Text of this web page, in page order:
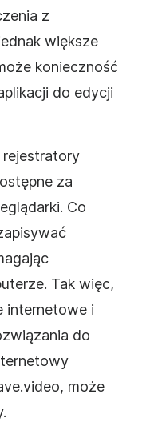
z
większe
konieczność
do edycji
za
Co
Tak więc,
internetowe i
do
może